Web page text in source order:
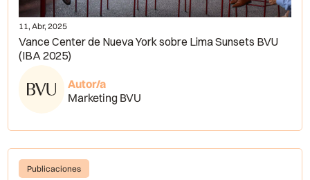
11, Abr, 2025
Vance Center de Nueva York sobre Lima Sunsets BVU
(IBA 2025)
Autor/a
Marketing BVU
Publicaciones